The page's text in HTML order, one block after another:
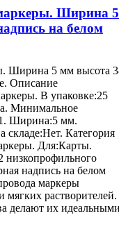
Ширина 5
на белом
Ширина 5 мм высота
Описание
В упаковке:25
Минимальное
Ширина:5 мм.
складе:Нет. Категория
Для:Карты.
низкопрофильного
надпись на белом
маркеры
мягких растворителей.
делают их